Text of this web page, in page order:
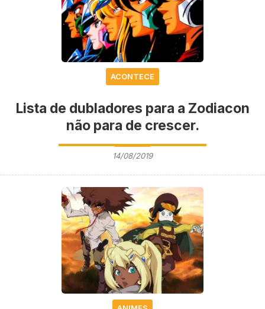
ACONTECE
Lista de dubladores para a Zodiacon
não para de crescer.
14/08/2019